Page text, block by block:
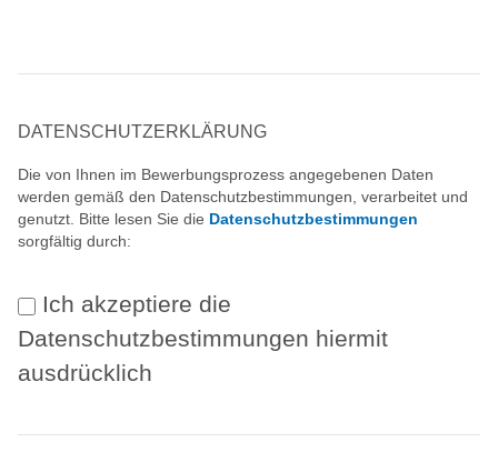
DATENSCHUTZERKLÄRUNG
Die von Ihnen im Bewerbungsprozess angegebenen Daten
werden gemäß den Datenschutzbestimmungen, verarbeitet und
genutzt. Bitte lesen Sie die Datenschutzbestimmungen
sorgfältig durch:
Ich akzeptiere die
Datenschutzbestimmungen hiermit
ausdrücklich